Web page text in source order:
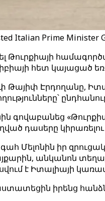
Italian Prime Minister
հետ կայացած
Էրդողանը,
գովաբանեց
դասերը
Մելոնին իր
անկանոն
է Իտալիայի
իրենց